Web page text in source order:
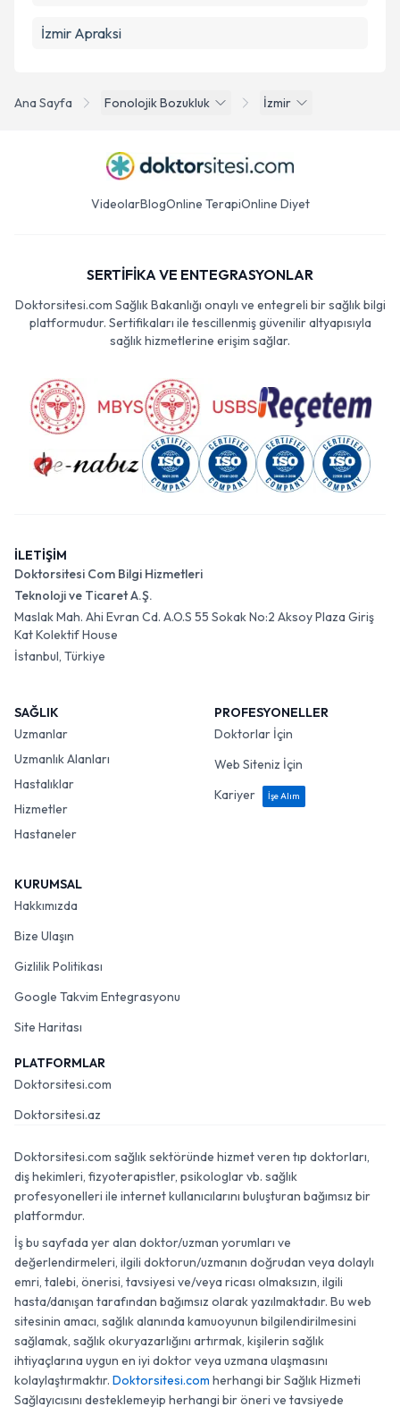
Ana Sayfa Fonolojik Bozukluk İzmir
İzmir Apraksi
VideolarBlogOnline TerapiOnline Diyet
SERTİFİKA VE ENTEGRASYONLAR
Doktorsitesi.com Sağlık Bakanlığı onaylı ve entegreli bir sağlık bilgi
platformudur. Sertifikaları ile tescillenmiş güvenilir altyapısıyla
sağlık hizmetlerine erişim sağlar.
İLETİŞİM
Doktorsitesi Com Bilgi Hizmetleri
Teknoloji ve Ticaret A.Ş.
Maslak Mah. Ahi Evran Cd. A.O.S 55 Sokak No:2 Aksoy Plaza Giriş
Kat Kolektif House
İstanbul, Türkiye
SAĞLIK
Uzmanlar
Uzmanlık Alanları
Hastalıklar
Hizmetler
Hastaneler
PROFESYONELLER
Doktorlar İçin
Web Siteniz İçin
Kariyer
İşe Alım
KURUMSAL
Hakkımızda
Bize Ulaşın
Gizlilik Politikası
Google Takvim Entegrasyonu
Site Haritası
PLATFORMLAR
Doktorsitesi.com
Doktorsitesi.az
Doktorsitesi.com sağlık sektöründe hizmet veren tıp doktorları,
diş hekimleri, fizyoterapistler, psikologlar vb. sağlık
profesyonelleri ile internet kullanıcılarını buluşturan bağımsız bir
platformdur.
İş bu sayfada yer alan doktor/uzman yorumları ve
değerlendirmeleri, ilgili doktorun/uzmanın doğrudan veya dolaylı
emri, talebi, önerisi, tavsiyesi ve/veya ricası olmaksızın, ilgili
hasta/danışan tarafından bağımsız olarak yazılmaktadır. Bu web
sitesinin amacı, sağlık alanında kamuoyunun bilgilendirilmesini
sağlamak, sağlık okuryazarlığını artırmak, kişilerin sağlık
ihtiyaçlarına uygun en iyi doktor veya uzmana ulaşmasını
kolaylaştırmaktır. Doktorsitesi.com herhangi bir Sağlık Hizmeti
Sağlayıcısını desteklemeyip herhangi bir öneri ve tavsiyede